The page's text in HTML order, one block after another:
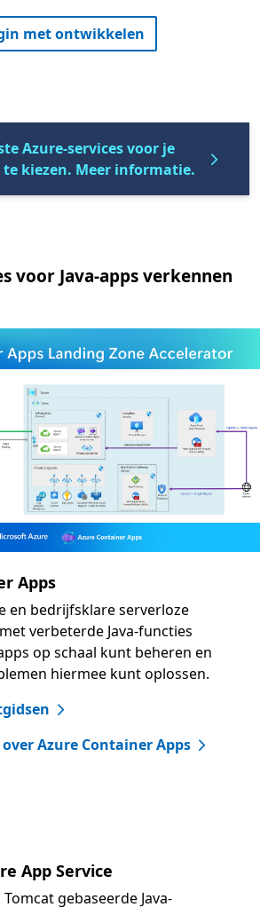
met ontwikkelen
Azure-services voor je
kiezen. Meer informatie.
voor Java-apps verkennen
Apps
en bedrijfsklare serverloze
verbeterde Java-functies
op schaal kunt beheren en
hiermee kunt oplossen.
Azure Container Apps
App Service
gebaseerde Java-